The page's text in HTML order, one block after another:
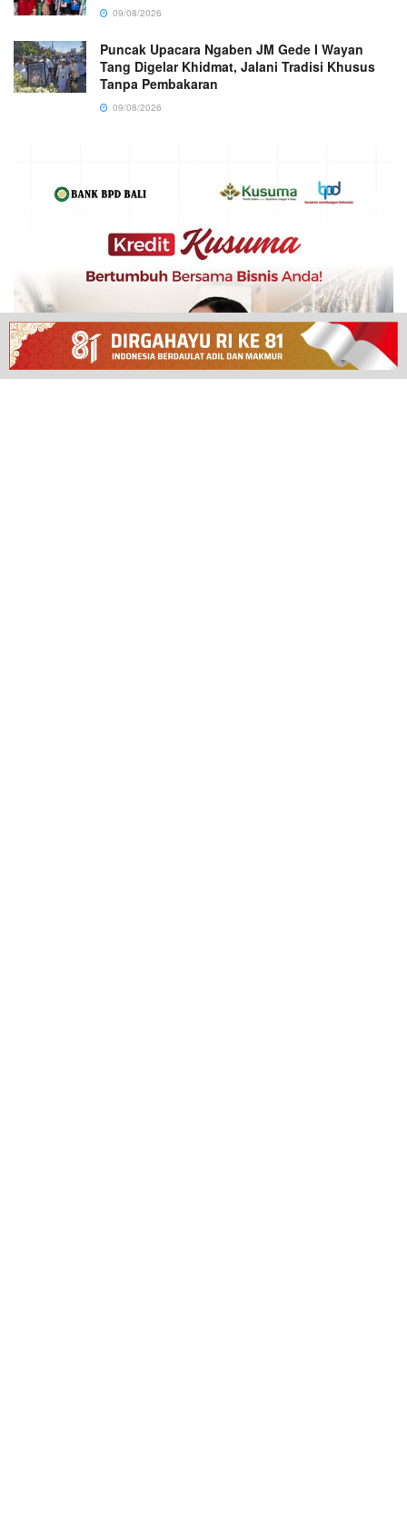
09/08/2026
Puncak Upacara Ngaben JM Gede I Wayan
Tang Digelar Khidmat, Jalani Tradisi Khusus
Tanpa Pembakaran
09/08/2026